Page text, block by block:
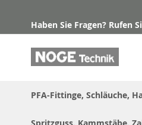
zum
Inhalt
Haben Sie Fragen? Rufen
PFA-Fittinge, Schläuche,